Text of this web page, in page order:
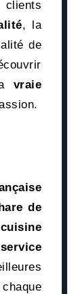
, la
de
vraie
de
cuisine
service